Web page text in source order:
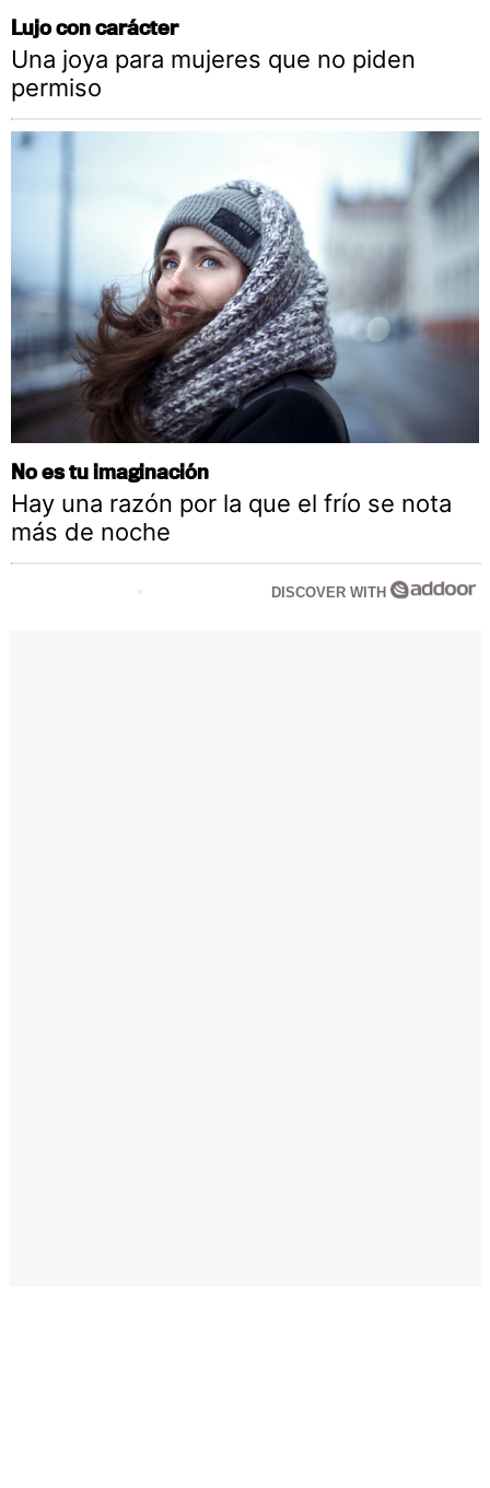
Lujo con carácter
Una joya para mujeres que no piden
permiso
No es tu imaginación
Hay una razón por la que el frío se nota
más de noche
DISCOVER WITH